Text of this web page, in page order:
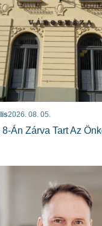
2026. 08. 05.
Án Zárva Tart Az